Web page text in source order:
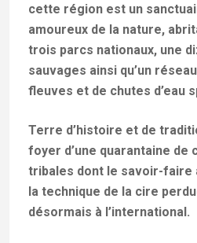
cette région est un
amoureux de la nature,
trois parcs nationaux, une
sauvages ainsi qu’un
fleuves et de chutes d’eau
Terre d’histoire et de
foyer d’une quarantaine de
tribales dont le savoir-faire
la technique de la cire
désormais à l’international.